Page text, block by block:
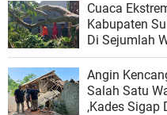
Cuaca
Kabupaten Sukabumi Picu Pohon Tumbang
Di Sejumlah
Angin
Salah Satu
,Kades Sigap